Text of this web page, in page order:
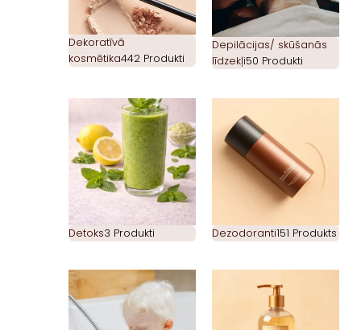
Dekoratīvā
kosmētika442 Produkti
Depilācijas/ skūšanās
līdzekļi50 Produkti
Detoks3 Produkti Dezodoranti151 Produkts